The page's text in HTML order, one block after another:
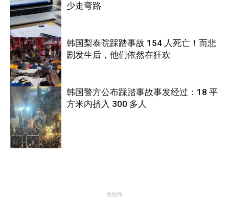
国际
少走弯路
国际
韩国梨泰院踩踏事故 154 人死亡！而悲
剧发生后，他们依然在狂欢
韩国警方公布踩踏事故事发经过：18 平
方米内挤入 300 多人
- 赞助商 -